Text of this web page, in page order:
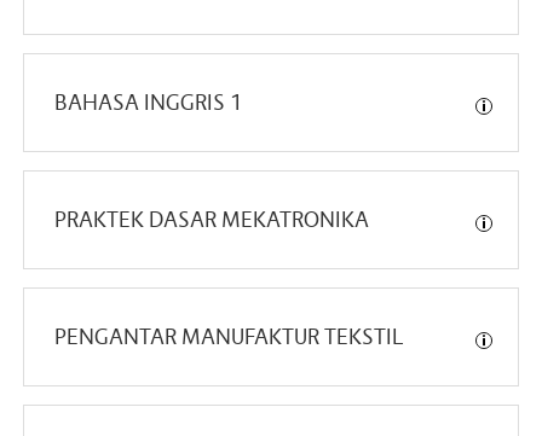
BAHASA INGGRIS 1
PRAKTEK DASAR MEKATRONIKA
PENGANTAR MANUFAKTUR TEKSTIL